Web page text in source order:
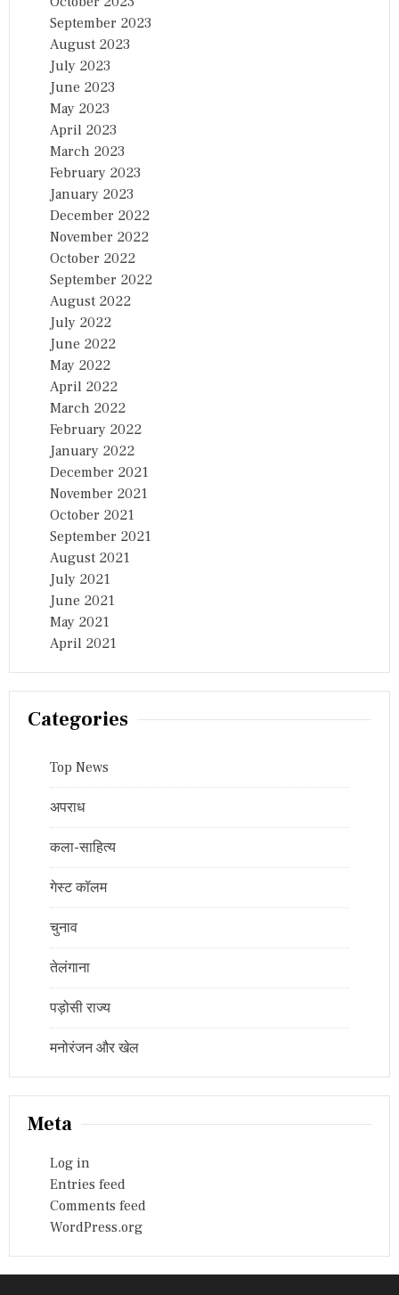
September 2023
August 2023
July 2023
June 2023
May 2023
April 2023
March 2023
February 2023
January 2023
December 2022
November 2022
October 2022
September 2022
August 2022
July 2022
June 2022
May 2022
April 2022
March 2022
February 2022
January 2022
December 2021
November 2021
October 2021
September 2021
August 2021
July 2021
June 2021
May 2021
April 2021
Categories
Top News
अपराध
कला-साहित्य
गेस्ट कॉलम
चुनाव
तेलंगाना
पड़ोसी राज्य
मनोरंजन और खेल
Meta
Log in
Entries feed
Comments feed
WordPress.org